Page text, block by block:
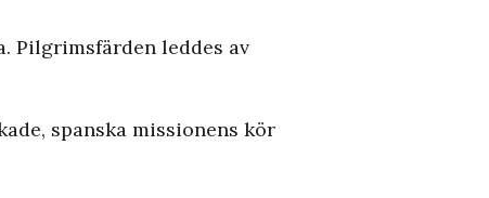
Pilgrimsfärden leddes av
spanska missionens kör